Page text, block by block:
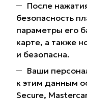
После
безопасность
параметры его
карте, а также
и безопасна.
Ваши
к этим данным
Secure,